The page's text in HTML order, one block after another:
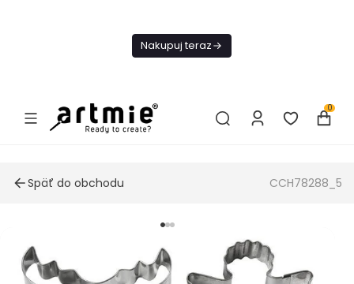
Nakupuj teraz
0
Späť do obchodu CCH78288_5